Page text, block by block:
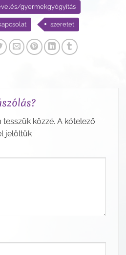
gyermekgyógyítás
szeretet
közzé. A kötelező
jelöltük